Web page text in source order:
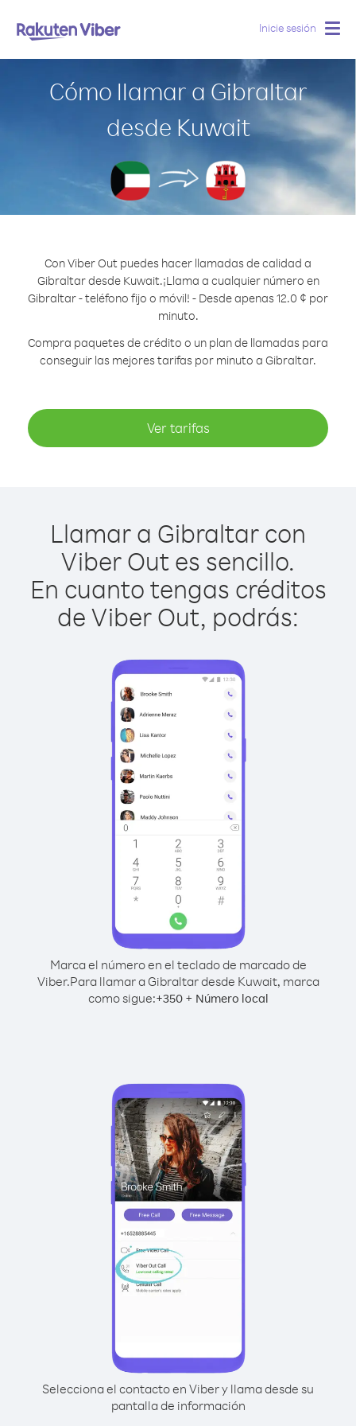
Inicie sesión
Cómo llamar a Gibraltar
desde Kuwait
Con Viber Out puedes hacer llamadas de calidad a
Gibraltar desde Kuwait.¡Llama a cualquier número en
Gibraltar - teléfono fijo o móvil! - Desde apenas 12.0 ¢ por
minuto.
Compra paquetes de crédito o un plan de llamadas para
conseguir las mejores tarifas por minuto a Gibraltar.
Ver tarifas
Llamar a Gibraltar con
Viber Out es sencillo.
En cuanto tengas créditos
de Viber Out, podrás:
Marca el número en el teclado de marcado de
Viber.Para llamar a Gibraltar desde Kuwait, marca
como sigue:+350+ Número local
Selecciona el contacto en Viber y llama desde su
pantalla de información